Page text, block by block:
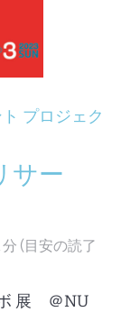
プロジェク
サー
分 (目安の読了
展 ＠NU